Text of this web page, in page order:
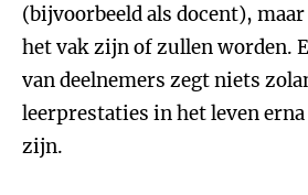
(bijvoorbeeld als docent),
het vak zijn of zullen worden.
van deelnemers zegt niets
leerprestaties in het leven
zijn.